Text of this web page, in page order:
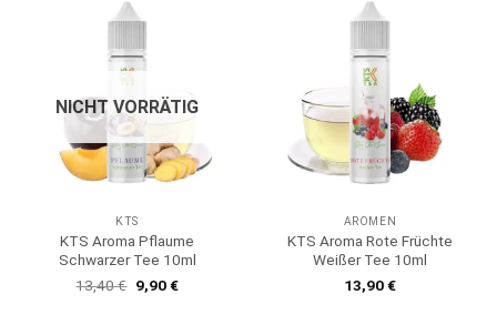
NICHT VORRÄTIG
KTS
KTS Aroma Pflaume
Schwarzer Tee 10ml
13,40€ Ursprünglicher
Preis
9,90€Aktueller
AROMEN
KTS Aroma Rote Früchte
Weißer Tee 10ml
13,90€